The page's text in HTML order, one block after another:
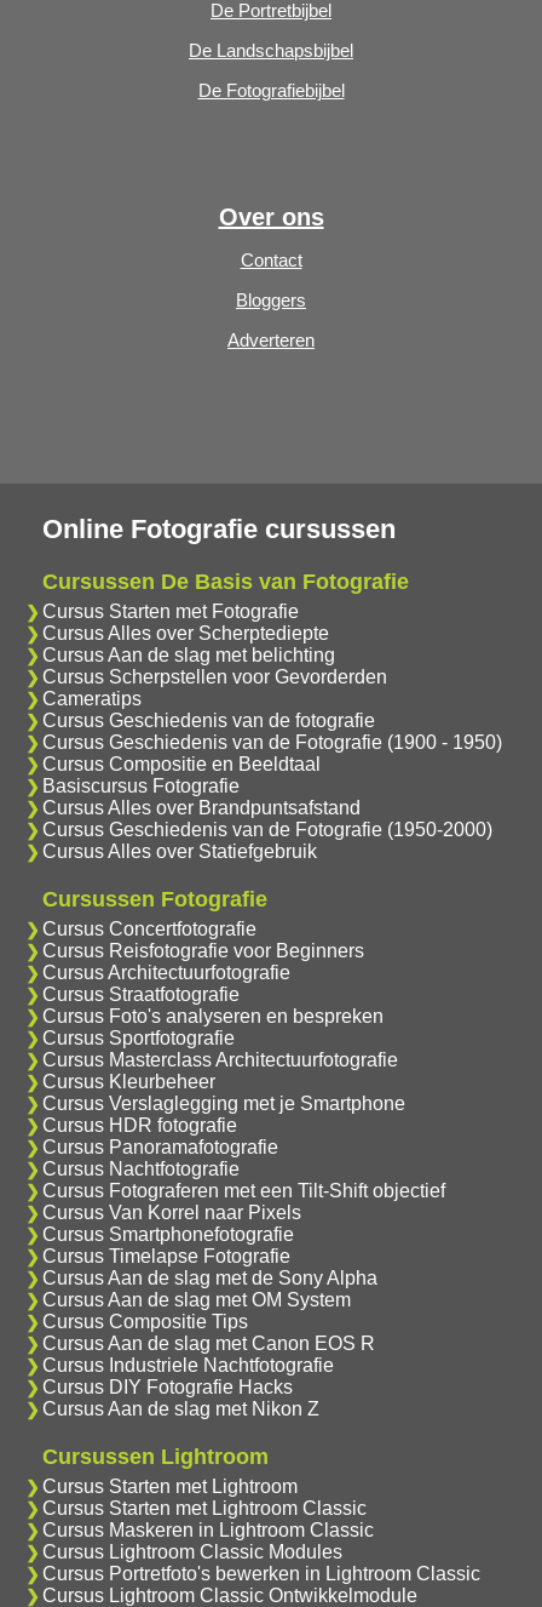
De Portretbijbel
De Landschapsbijbel
De Fotografiebijbel
Over ons
Contact
Bloggers
Adverteren
Online Fotografie cursussen
Cursussen De Basis van Fotografie
Cursus Starten met Fotografie
Cursus Alles over Scherptediepte
Cursus Aan de slag met belichting
Cursus Scherpstellen voor Gevorderden
Cameratips
Cursus Geschiedenis van de fotografie
Cursus Geschiedenis van de Fotografie (1900 - 1950)
Cursus Compositie en Beeldtaal
Basiscursus Fotografie
Cursus Alles over Brandpuntsafstand
Cursus Geschiedenis van de Fotografie (1950-2000)
Cursus Alles over Statiefgebruik
Cursussen Fotografie
Cursus Concertfotografie
Cursus Reisfotografie voor Beginners
Cursus Architectuurfotografie
Cursus Straatfotografie
Cursus Foto's analyseren en bespreken
Cursus Sportfotografie
Cursus Masterclass Architectuurfotografie
Cursus Kleurbeheer
Cursus Verslaglegging met je Smartphone
Cursus HDR fotografie
Cursus Panoramafotografie
Cursus Nachtfotografie
Cursus Fotograferen met een Tilt-Shift objectief
Cursus Van Korrel naar Pixels
Cursus Smartphonefotografie
Cursus Timelapse Fotografie
Cursus Aan de slag met de Sony Alpha
Cursus Aan de slag met OM System
Cursus Compositie Tips
Cursus Aan de slag met Canon EOS R
Cursus Industriele Nachtfotografie
Cursus DIY Fotografie Hacks
Cursus Aan de slag met Nikon Z
Cursussen Lightroom
Cursus Starten met Lightroom
Cursus Starten met Lightroom Classic
Cursus Maskeren in Lightroom Classic
Cursus Lightroom Classic Modules
Cursus Portretfoto's bewerken in Lightroom Classic
Cursus Lightroom Classic Ontwikkelmodule